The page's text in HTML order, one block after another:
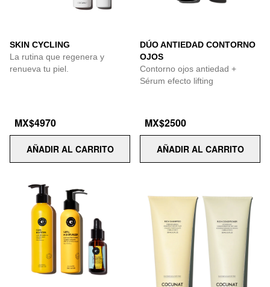
SKIN CYCLING
La rutina que regenera y
renueva tu piel.
MX$4970
AÑADIR AL CARRITO
DÚO ANTIEDAD CONTORNO
OJOS
Contorno ojos antiedad +
Sérum efecto lifting
MX$2500
AÑADIR AL CARRITO